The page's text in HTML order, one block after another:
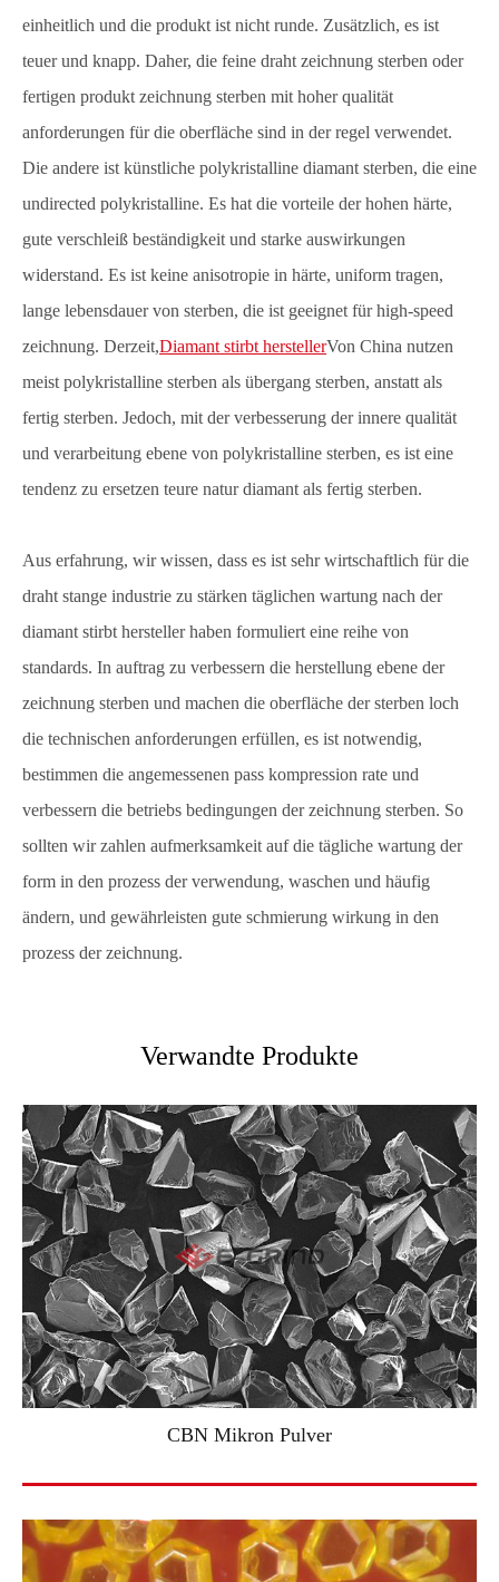
einheitlich und die produkt ist nicht runde. Zusätzlich, es ist
teuer und knapp. Daher, die feine draht zeichnung sterben oder
fertigen produkt zeichnung sterben mit hoher qualität
anforderungen für die oberfläche sind in der regel verwendet.
Die andere ist künstliche polykristalline diamant sterben, die eine
undirected polykristalline. Es hat die vorteile der hohen härte,
gute verschleiß beständigkeit und starke auswirkungen
widerstand. Es ist keine anisotropie in härte, uniform tragen,
lange lebensdauer von sterben, die ist geeignet für high-speed
zeichnung. Derzeit,Diamant stirbt herstellerVon China nutzen
meist polykristalline sterben als übergang sterben, anstatt als
fertig sterben. Jedoch, mit der verbesserung der innere qualität
und verarbeitung ebene von polykristalline sterben, es ist eine
tendenz zu ersetzen teure natur diamant als fertig sterben.
Aus erfahrung, wir wissen, dass es ist sehr wirtschaftlich für die
draht stange industrie zu stärken täglichen wartung nach der
diamant stirbt hersteller haben formuliert eine reihe von
standards. In auftrag zu verbessern die herstellung ebene der
zeichnung sterben und machen die oberfläche der sterben loch
die technischen anforderungen erfüllen, es ist notwendig,
bestimmen die angemessenen pass kompression rate und
verbessern die betriebs bedingungen der zeichnung sterben. So
sollten wir zahlen aufmerksamkeit auf die tägliche wartung der
form in den prozess der verwendung, waschen und häufig
ändern, und gewährleisten gute schmierung wirkung in den
prozess der zeichnung.
Verwandte Produkte
CBN Mikron Pulver